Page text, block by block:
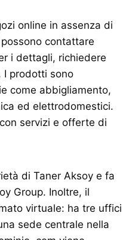
online in assenza di
contattare
i dettagli, richiedere
I prodotti sono
come abbigliamento,
ed elettrodomestici.
servizi e offerte di
di Taner Aksoy e fa
Group. Inoltre, il
virtuale: ha tre uffici
sede centrale nella